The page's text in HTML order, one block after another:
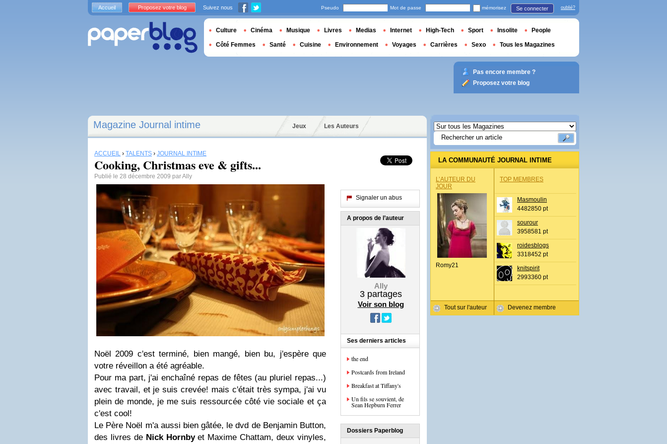
Magazine Journal intime Jeux Les Auteurs
ACCUEIL › TALENTS › JOURNAL INTIME
Cooking, Christmas eve & gifts...
Publié le 28 décembre 2009 par Ally
Noël 2009 c'est terminé, bien mangé, bien bu, j'espère que
votre réveillon a été agréable.
Pour ma part, j'ai enchaîné repas de fêtes (au pluriel repas...)
avec travail, et je suis crevée! mais c'était très sympa, j'ai vu
plein de monde, je me suis ressourcée côté vie sociale et ça
c'est cool!
Le Père Noël m'a aussi bien gâtée, le dvd de Benjamin Button,
des livres de Nick Hornbyet Maxime Chattam, deux vinyles,
Signaler un abus
A propos de l’auteur
Ally
3partages
Voir son blog
Ses derniers articles
the end
Postcards from Ireland
Breakfast at Tiffany's
Un fils se souvient, de
Sean Hepburn Ferrer
Dossiers Paperblog
LA COMMUNAUTÉ JOURNAL INTIME
L’AUTEUR DU
JOUR
Romy21
Tout sur l'auteur
TOP MEMBRES
Masmoulin
4482850 pt
sourour
3958581 pt
roidesblogs
3318452 pt
knitspirit
2993360 pt
Devenez membre
Accueil Proposez votre blog Suivez nous Pseudo Mot de passe mémorisez Se connecter oublié?
Culture Cinéma Musique Livres Medias Internet High-Tech Sport Insolite People
Côté Femmes Santé Cuisine Environnement Voyages Carrières Sexo Tous les Magazines
Pas encore membre ?
Proposez votre blog